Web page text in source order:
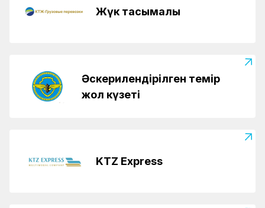
Жүк тасымалы
Әскерилендірілген темір
жол күзеті
KTZ Express